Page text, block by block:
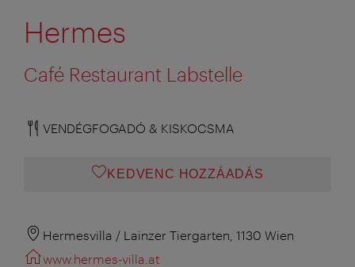
Hermes
Café Restaurant Labstelle
VENDÉGFOGADÓ & KISKOCSMA
KEDVENC HOZZÁADÁS
Hermesvilla / Lainzer Tiergarten, 1130 Wien
www.hermes-villa.at